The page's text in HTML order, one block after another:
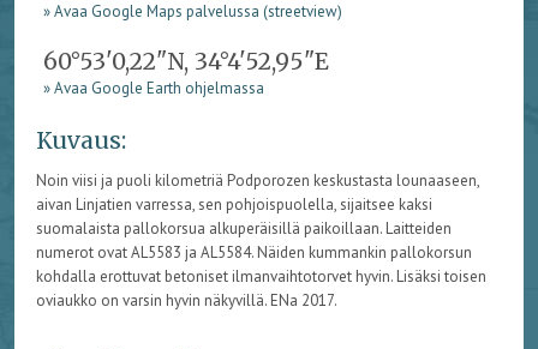
» Avaa Google Maps palvelussa (streetview)
60°53'0,22"N, 34°4'52,95"E
» Avaa Google Earth ohjelmassa
Kuvaus:
Noin viisi ja puoli kilometriä Podporozen keskustasta lounaaseen,
aivan Linjatien varressa, sen pohjoispuolella, sijaitsee kaksi
suomalaista pallokorsua alkuperäisillä paikoillaan. Laitteiden
numerot ovat AL5583 ja AL5584. Näiden kummankin pallokorsun
kohdalla erottuvat betoniset ilmanvaihtotorvet hyvin. Lisäksi toisen
oviaukko on varsin hyvin näkyvillä. ENa 2017.